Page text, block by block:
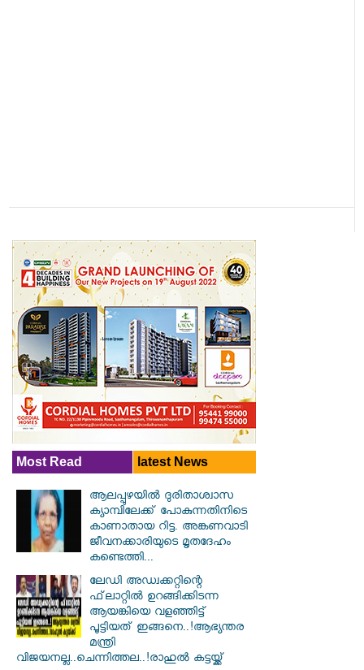
Most Read latest News
ആലപ്പുഴയിൽ ​ദുരിതാശ്വാസ
ക്യാമ്പിലേക്ക് പോകുന്നതിനിടെ
കാണാതായ റിട്ട. അങ്കണവാടി
ജീവനക്കാരിയുടെ മൃതദേഹം
കണ്ടെത്തി...
ലേഡി അഡ്വക്കറ്റിന്റെ
ഫ്‌ലാറ്റിൽ ഉറങ്ങിക്കിടന്ന
ആയങ്കിയെ വളഞ്ഞിട്ട്
പൂട്ടിയത് ഇങ്ങനെ..!ആഭ്യന്തര
മന്ത്രി
വിജയനല്ല..ചെന്നിത്തല..!രാഹുൽ കട്ടയ്ക്ക്